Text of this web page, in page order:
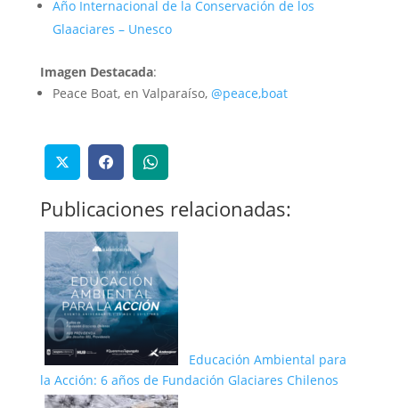
Año Internacional de la Conservación de los
Glaaciares – Unesco
Imagen Destacada:
Peace Boat, en Valparaíso, @peace,boat
Publicaciones relacionadas:
Educación Ambiental para
la Acción: 6 años de Fundación Glaciares Chilenos